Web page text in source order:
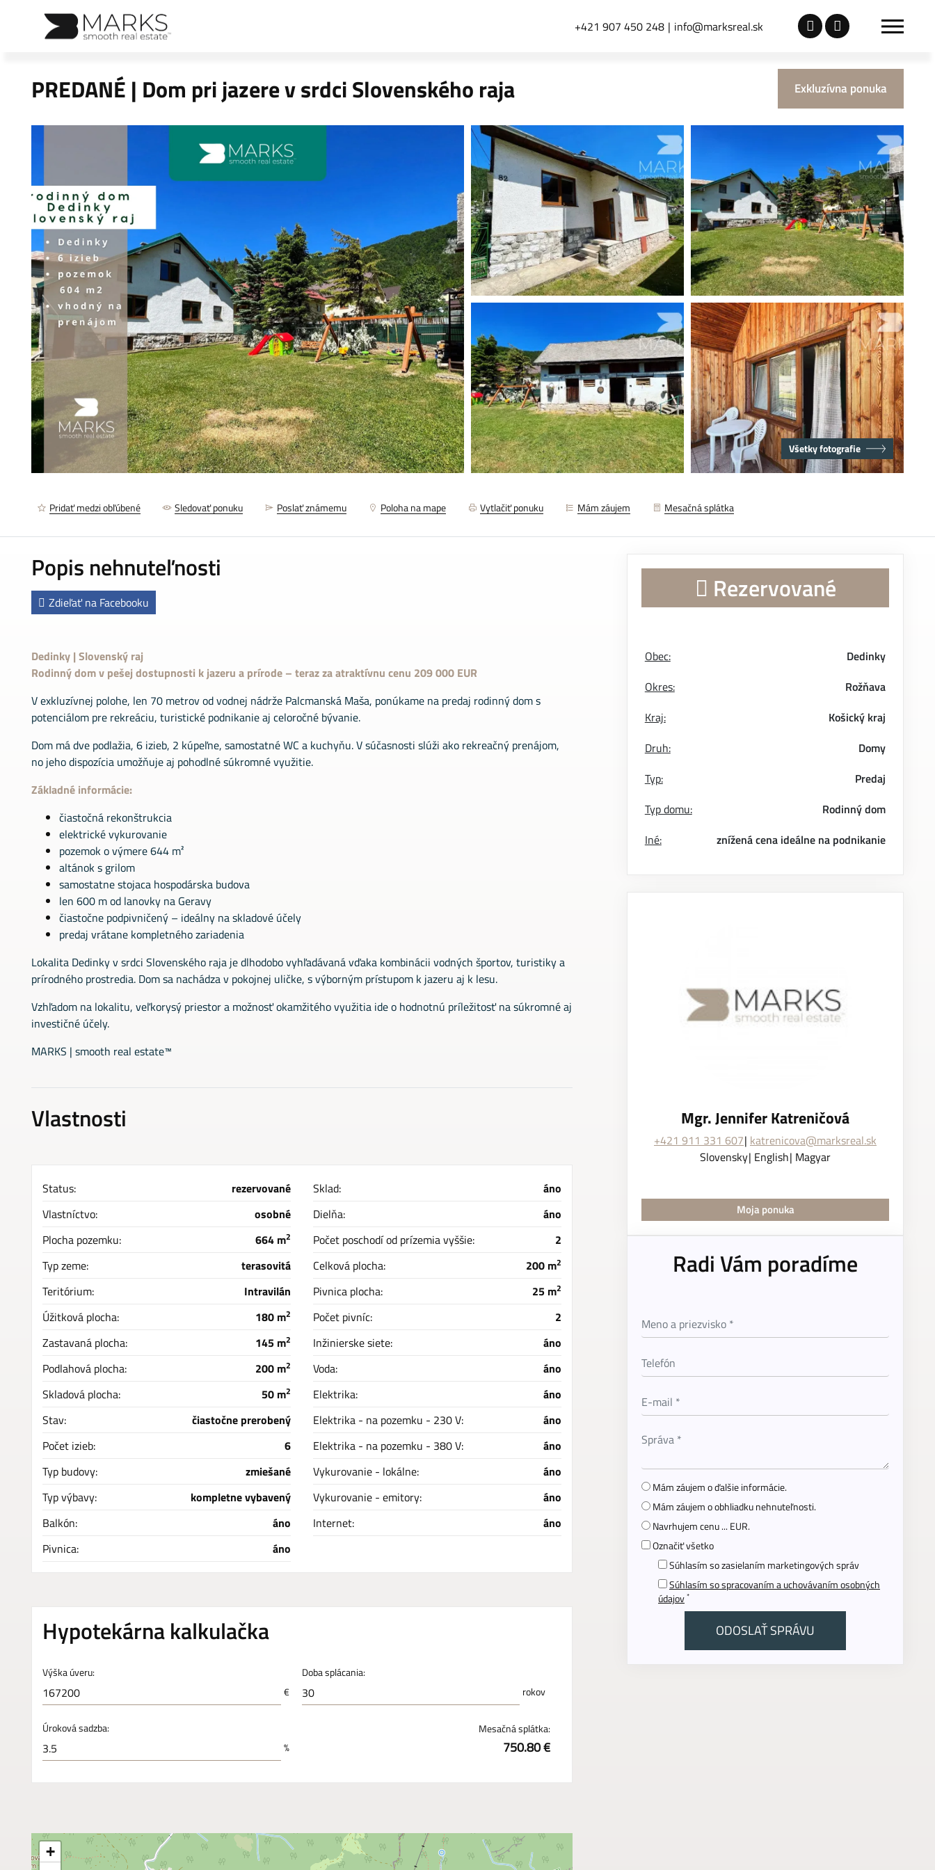
+421 907 450 248 info@marksreal.sk
PREDANÉ | Dom pri jazere v srdci Slovenského raja Exkluzívna ponuka
Všetky fotografie
Pridať medzi obľúbené Sledovať ponuku Poslať známemu Poloha na mape Vytlačiť ponuku Mám záujem Mesačná splátka
Popis nehnuteľnosti
Zdieľať na Facebooku
Dedinky | Slovenský raj
Rodinný dom v pešej dostupnosti k jazeru a prírode – teraz za atraktívnu cenu 209 000 EUR
V exkluzívnej polohe, len 70 metrov od vodnej nádrže Palcmanská Maša, ponúkame na predaj rodinný dom s
potenciálom pre rekreáciu, turistické podnikanie aj celoročné bývanie.
Dom má dve podlažia, 6 izieb, 2 kúpeľne, samostatné WC a kuchyňu. V súčasnosti slúži ako rekreačný prenájom,
no jeho dispozícia umožňuje aj pohodlné súkromné využitie.
Základné informácie:
čiastočná rekonštrukcia
elektrické vykurovanie
pozemok o výmere 644 m²
altánok s grilom
samostatne stojaca hospodárska budova
len 600 m od lanovky na Geravy
čiastočne podpivničený – ideálny na skladové účely
predaj vrátane kompletného zariadenia
Lokalita Dedinky v srdci Slovenského raja je dlhodobo vyhľadávaná vďaka kombinácii vodných športov, turistiky a
prírodného prostredia. Dom sa nachádza v pokojnej uličke, s výborným prístupom k jazeru aj k lesu.
Vzhľadom na lokalitu, veľkorysý priestor a možnosť okamžitého využitia ide o hodnotnú príležitosť na súkromné aj
investičné účely.
MARKS | smooth real estate™
Vlastnosti
Status:
rezervované
Vlastníctvo:
osobné
Plocha pozemku:
664 m2
Typ zeme:
terasovitá
Teritórium:
Intravilán
Úžitková plocha:
180 m2
Zastavaná plocha: 145 m2
Podlahová plocha: 200 m2
Skladová plocha: 50 m2
Stav:
čiastočne prerobený
Počet izieb:
6
Typ budovy:
zmiešané
Typ výbavy:
kompletne vybavený
Balkón:
áno
Pivnica:
áno
Sklad:
áno
Dielňa:
áno
Počet poschodí od prízemia vyššie:
2
Celková plocha:
200 m2
Pivnica plocha: 25 m2
Počet pivníc:
2
Inžinierske siete:
áno
Voda:
áno
Elektrika:
áno
Elektrika - na pozemku - 230 V:
áno
Elektrika - na pozemku - 380 V:
áno
Vykurovanie - lokálne:
áno
Vykurovanie - emitory:
áno
Internet:
áno
Hypotekárna kalkulačka
Výška úveru:
€
Doba splácania:
rokov
Úroková sadzba:
%
Mesačná splátka:
750.80 €
+
Rezervované
Obec:
Dedinky
Okres:
Rožňava
Kraj:
Košický kraj
Druh:
Domy
Typ:
Predaj
Typ domu:
Rodinný dom
Iné:
znížená cena ideálne na podnikanie
Mgr. Jennifer Katreničová
+421 911 331 607 katrenicova@marksreal.sk
Slovensky English Magyar
Moja ponuka
Radi Vám poradíme
Mám záujem o ďalšie informácie.
Mám záujem o obhliadku nehnuteľnosti.
Navrhujem cenu ... EUR.
Označiť všetko
Súhlasím so zasielaním marketingových správ
Súhlasím so spracovaním a uchovávaním osobných
údajov*